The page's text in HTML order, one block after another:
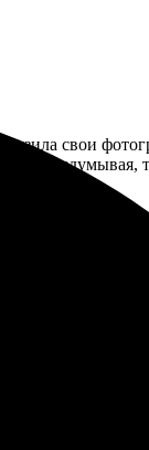
свои
Не раздумывая,
оказался
срок, качество